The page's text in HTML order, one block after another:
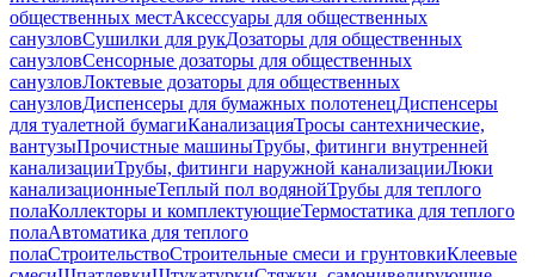
общественных местАксессуары для общественных
санузловСушилки для рукДозаторы для общественных
санузловСенсорные дозаторы для общественных
санузловЛоктевые дозаторы для общественных
санузловДиспенсеры для бумажных полотенецДиспенсеры
для туалетной бумагиКанализацияТросы сантехнические,
вантузыПрочистные машиныТрубы, фитинги внутренней
канализацииТрубы, фитинги наружной канализацииЛюки
канализационныеТеплый пол водянойТрубы для теплого
полаКоллекторы и комплектующиеТермостатика для теплого
полаАвтоматика для теплого
полаСтроительствоСтроительные смеси и грунтовкиКлеевые